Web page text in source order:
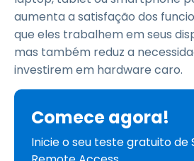
aumenta a satisfação dos
que eles trabalhem em seus
mas também reduz a
investirem em hardware caro.
Comece agora!
Inicie o seu teste gratuito de